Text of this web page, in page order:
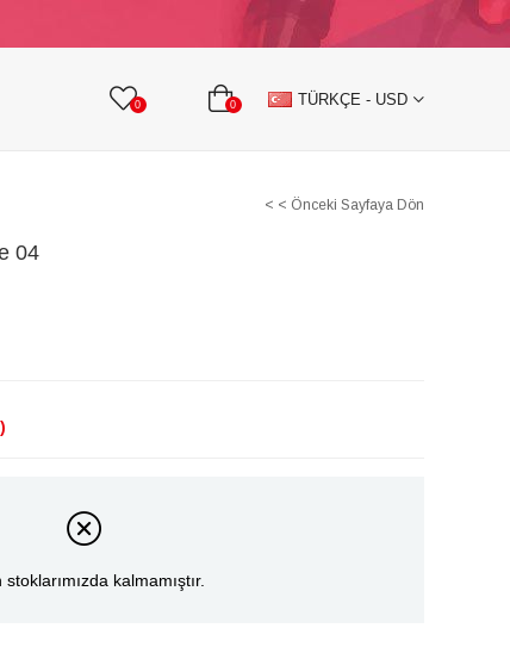
0 0 TÜRKÇE - USD
TAŞLI TEKSTİL AKSESUARLARI
< < Önceki Sayfaya Dön
04
stoklarımızda kalmamıştır.